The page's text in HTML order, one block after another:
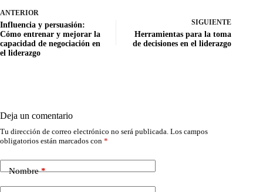
ANTERIOR
Influencia y persuasión:
Cómo entrenar y mejorar la
capacidad de negociación en
el liderazgo
SIGUIENTE
Herramientas para la toma
de decisiones en el liderazgo
Deja un comentario
Tu dirección de correo electrónico no será publicada. Los campos
obligatorios están marcados con *
Nombre*